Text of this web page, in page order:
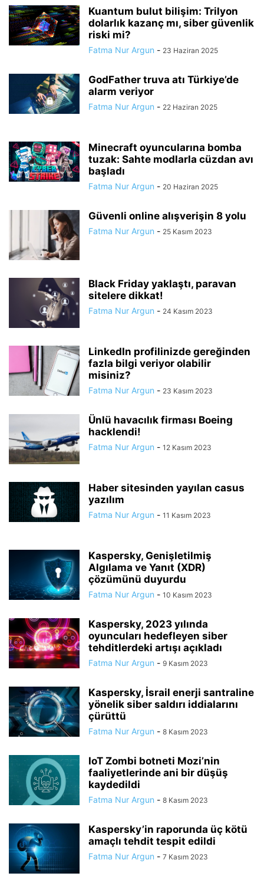
Kuantum bulut bilişim: Trilyon
dolarlık kazanç mı, siber güvenlik
riski mi?
Fatma Nur Argun - 23 Haziran 2025
GodFather truva atı Türkiye’de
alarm veriyor
Fatma Nur Argun - 22 Haziran 2025
Minecraft oyuncularına bomba
tuzak: Sahte modlarla cüzdan avı
başladı
Fatma Nur Argun - 20 Haziran 2025
Güvenli online alışverişin 8 yolu
Fatma Nur Argun - 25 Kasım 2023
Black Friday yaklaştı, paravan
sitelere dikkat!
Fatma Nur Argun - 24 Kasım 2023
LinkedIn profilinizde gereğinden
fazla bilgi veriyor olabilir
misiniz?
Fatma Nur Argun - 23 Kasım 2023
Ünlü havacılık firması Boeing
hacklendi!
Fatma Nur Argun - 12 Kasım 2023
Haber sitesinden yayılan casus
yazılım
Fatma Nur Argun - 11 Kasım 2023
Kaspersky, Genişletilmiş
Algılama ve Yanıt (XDR)
çözümünü duyurdu
Fatma Nur Argun - 10 Kasım 2023
Kaspersky, 2023 yılında
oyuncuları hedefleyen siber
tehditlerdeki artışı açıkladı
Fatma Nur Argun - 9 Kasım 2023
Kaspersky, İsrail enerji santraline
yönelik siber saldırı iddialarını
çürüttü
Fatma Nur Argun - 8 Kasım 2023
IoT Zombi botneti Mozi’nin
faaliyetlerinde ani bir düşüş
kaydedildi
Fatma Nur Argun - 8 Kasım 2023
Kaspersky’in raporunda üç kötü
amaçlı tehdit tespit edildi
Fatma Nur Argun - 7 Kasım 2023